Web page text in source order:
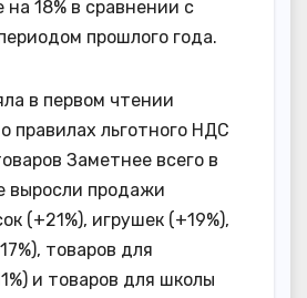
на 18% в сравнении с
прошлого года.
в первом чтении
правилах льготного НДС
Заметнее всего в
выросли продажи
(+21%), игрушек (+19%),
товаров для
и товаров для школы